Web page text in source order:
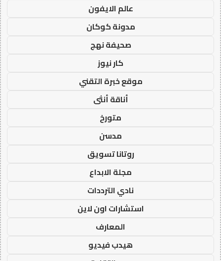
عالم الايفون
مدونة كوكان
صحيفة نهج
كار نيوز
موقع خبرة التقني
أناقة أنثى
متورخ
مدسن
روتانا تسويق
مجلة الابداع
نادي الترددات
استشارات اون لاين
المعارف
هيدب فيديو